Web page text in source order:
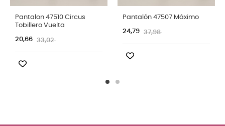
Pantalon 47510 Circus
Tobillero Vuelta
33,02
20,66
Pantalón 47507 Máximo
37,98
24,79